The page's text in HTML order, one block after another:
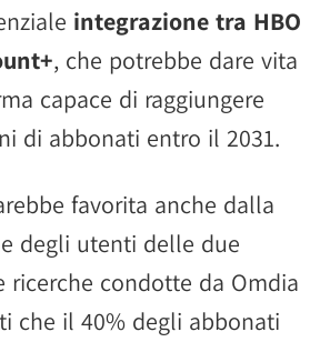
integrazione tra HBO
, che potrebbe dare vita
capace di raggiungere
di abbonati entro il 2031.
favorita anche dalla
degli utenti delle due
ricerche condotte da Omdia
che il 40% degli abbonati